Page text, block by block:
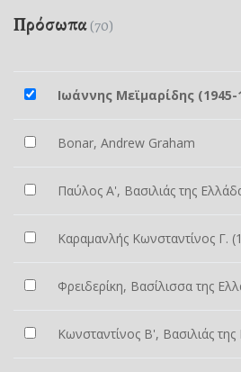
Πρόσωπα(70)
Ιωάννης Μεϊμαρίδης (1945-
Bonar, Andrew Graham
Παύλος Α', Βασιλιάς της
Καραμανλής Κωνσταντίνος Γ.
Φρειδερίκη, Βασίλισσα της
Κωνσταντίνος Β', Βασιλιάς